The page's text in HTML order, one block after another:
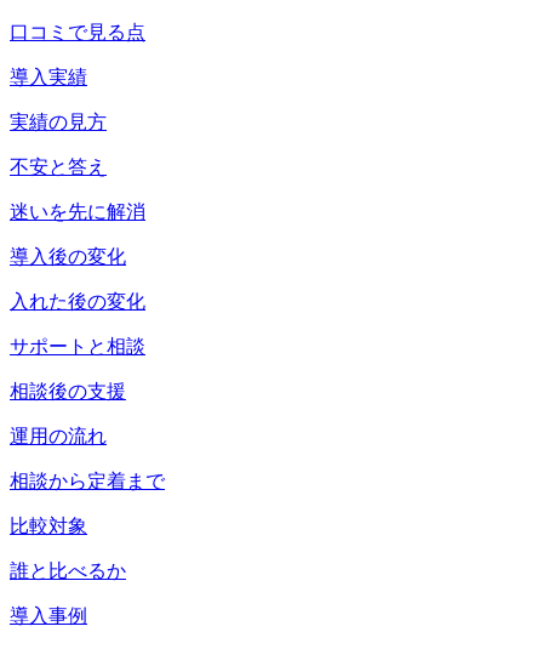
口コミで見る点
導入実績
実績の見方
不安と答え
迷いを先に解消
導入後の変化
入れた後の変化
サポートと相談
相談後の支援
運用の流れ
相談から定着まで
比較対象
誰と比べるか
導入事例